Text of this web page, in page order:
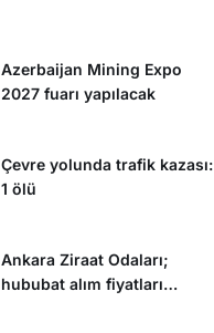
Azerbaijan Mining Expo
2027 fuarı yapılacak
Çevre yolunda trafik kazası:
1 ölü
Ankara Ziraat Odaları;
hububat alım fiyatları